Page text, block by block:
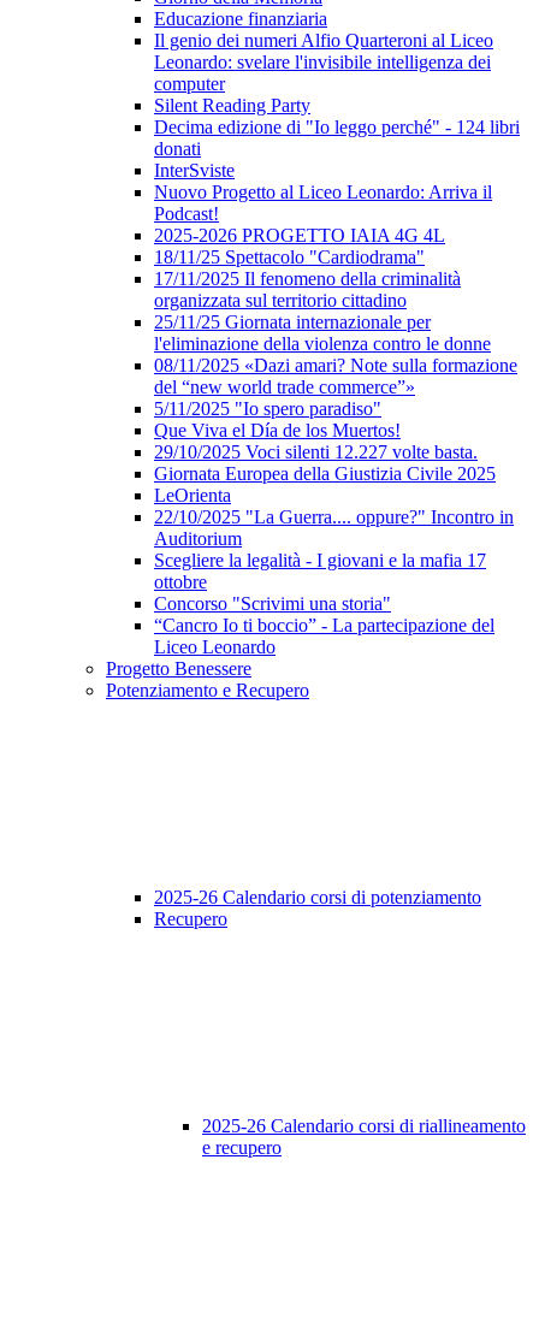
Educazione finanziaria
Il genio dei numeri Alfio Quarteroni al Liceo
Leonardo: svelare l'invisibile intelligenza dei
computer
Silent Reading Party
Decima edizione di "Io leggo perché" - 124 libri
donati
InterSviste
Nuovo Progetto al Liceo Leonardo: Arriva il
Podcast!
2025-2026 PROGETTO IAIA 4G 4L
18/11/25 Spettacolo "Cardiodrama"
17/11/2025 Il fenomeno della criminalità
organizzata sul territorio cittadino
25/11/25 Giornata internazionale per
l'eliminazione della violenza contro le donne
08/11/2025 «Dazi amari? Note sulla formazione
del “new world trade commerce”»
5/11/2025 "Io spero paradiso"
Que Viva el Día de los Muertos!
29/10/2025 Voci silenti 12.227 volte basta.
Giornata Europea della Giustizia Civile 2025
LeOrienta
22/10/2025 "La Guerra.... oppure?" Incontro in
Auditorium
Scegliere la legalità - I giovani e la mafia 17
ottobre
Concorso "Scrivimi una storia"
“Cancro Io ti boccio” - La partecipazione del
Liceo Leonardo
Progetto Benessere
Potenziamento e Recupero
2025-26 Calendario corsi di potenziamento
Recupero
2025-26 Calendario corsi di riallineamento
e recupero